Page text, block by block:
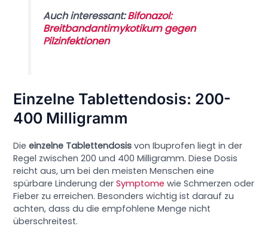
Auch interessant:Bifonazol:
Breitbandantimykotikum gegen
Pilzinfektionen
Einzelne Tablettendosis: 200-
400 Milligramm
Dieeinzelne Tablettendosis von Ibuprofen liegt in der
Regel zwischen 200 und 400 Milligramm. Diese Dosis
reicht aus, um bei den meisten Menschen eine
spürbare Linderung derSymptome wie Schmerzen oder
Fieber zu erreichen. Besonders wichtig ist darauf zu
achten, dass du die empfohlene Menge nicht
überschreitest.